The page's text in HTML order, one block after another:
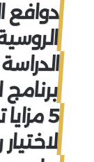
دوافع
5